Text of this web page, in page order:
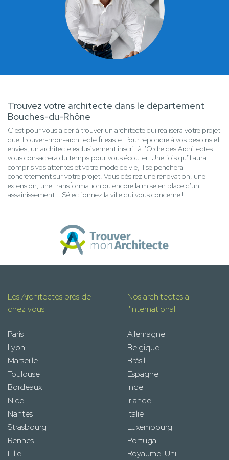
Trouvez votre architecte dans le département
Bouches-du-Rhône
C'est pour vous aider à trouver un architecte qui réalisera votre projet
que Trouver-mon-architecte.fr existe. Pour répondre à vos besoins et
envies, un architecte exclusivement inscrit à l'Ordre des Architectes
vous consacrera du temps pour vous écouter. Une fois qu'il aura
compris vos attentes et votre mode de vie, il se penchera
concrètement sur votre projet. Vous désirez une rénovation, une
extension, une transformation ou encore la mise en place d'un
assainissement... Sélectionnez la ville qui vous concerne !
Les Architectes près de
chez vous
Paris
Lyon
Marseille
Toulouse
Bordeaux
Nice
Nantes
Strasbourg
Rennes
Lille
Nos architectes à
l'international
Allemagne
Belgique
Brésil
Espagne
Inde
Irlande
Italie
Luxembourg
Portugal
Royaume-Uni